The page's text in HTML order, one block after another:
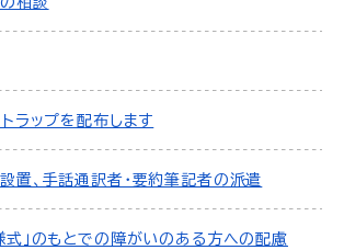
トラップを配布します
置、手話通訳者・要約筆記者の派遣
式」のもとでの障がいのある方への配慮